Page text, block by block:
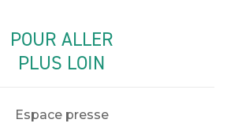
POUR ALLER
PLUS LOIN
Espace presse